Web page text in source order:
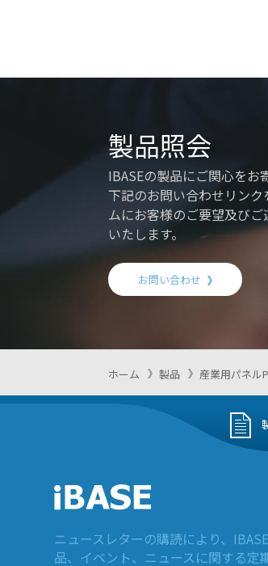
製品照会
IBASEの製品にご関心を
下記のお問い合わせリン
ムにお客様のご要望及び
いたします。
お問い合わせ
ホーム 製品 産業用パネル
ニュースレターの購読により、
品、イベント、ニュースに関する定